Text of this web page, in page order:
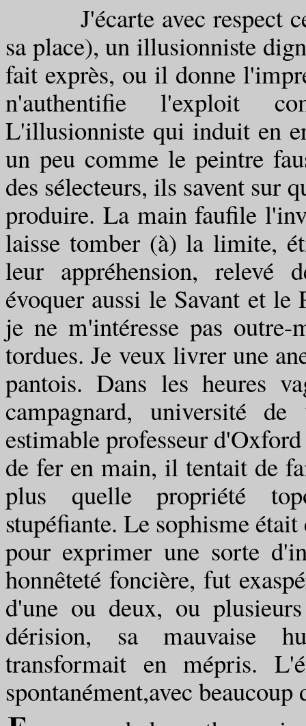
J'écarte avec respect
sa place), un illusionniste
fait exprès, ou il donne
n'authentifie l'exploit
L'illusionniste qui induit en
un peu comme le peintre
des sélecteurs, ils savent sur
produire. La main faufile
laisse tomber (à) la limite,
leur appréhension, relevé
évoquer aussi le Savant et
je ne m'intéresse pas
tordues. Je veux livrer une
pantois. Dans les heures
campagnard, université
estimable professeur
de fer en main, il tentait de
plus quelle propriété
stupéfiante. Le sophisme
pour exprimer une sorte
honnêteté foncière, fut
d'une ou deux, ou
dérision, sa mauvaise
transformait en mépris.
spontanément,avec